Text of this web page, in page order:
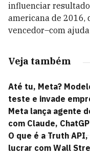
influenciar
americana de 2016,
vencedor–com
Veja também
Até tu, Meta?
teste e invade
Meta lança agente
com Claude,
O que é a Truth
lucrar com Wall